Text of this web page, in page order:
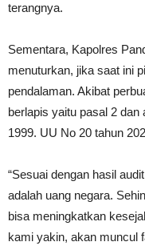
terangnya.
Sementara, Kapolres
menuturkan, jika saat ini
pendalaman. Akibat
berlapis yaitu pasal 2 dan
1999. UU No 20 tahun
“Sesuai dengan hasil
adalah uang negara.
bisa meningkatkan
kami yakin, akan muncul